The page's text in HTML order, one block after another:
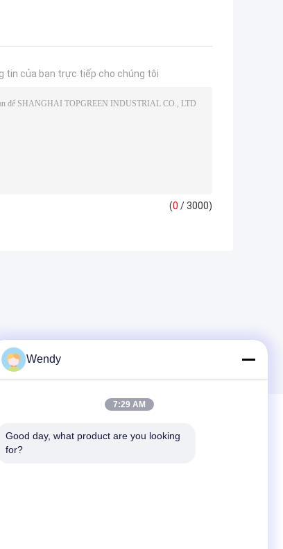
tin của bạn trực tiếp cho chúng tôi
(0 / 3000)
nhắn
Wendy
7:29 AM
Good day, what product are you looking
for?